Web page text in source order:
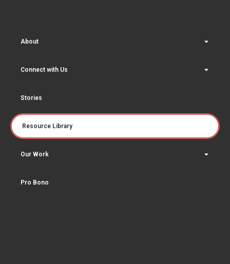
About
Connect with Us
Stories
Resource Library
Our Work
Pro Bono